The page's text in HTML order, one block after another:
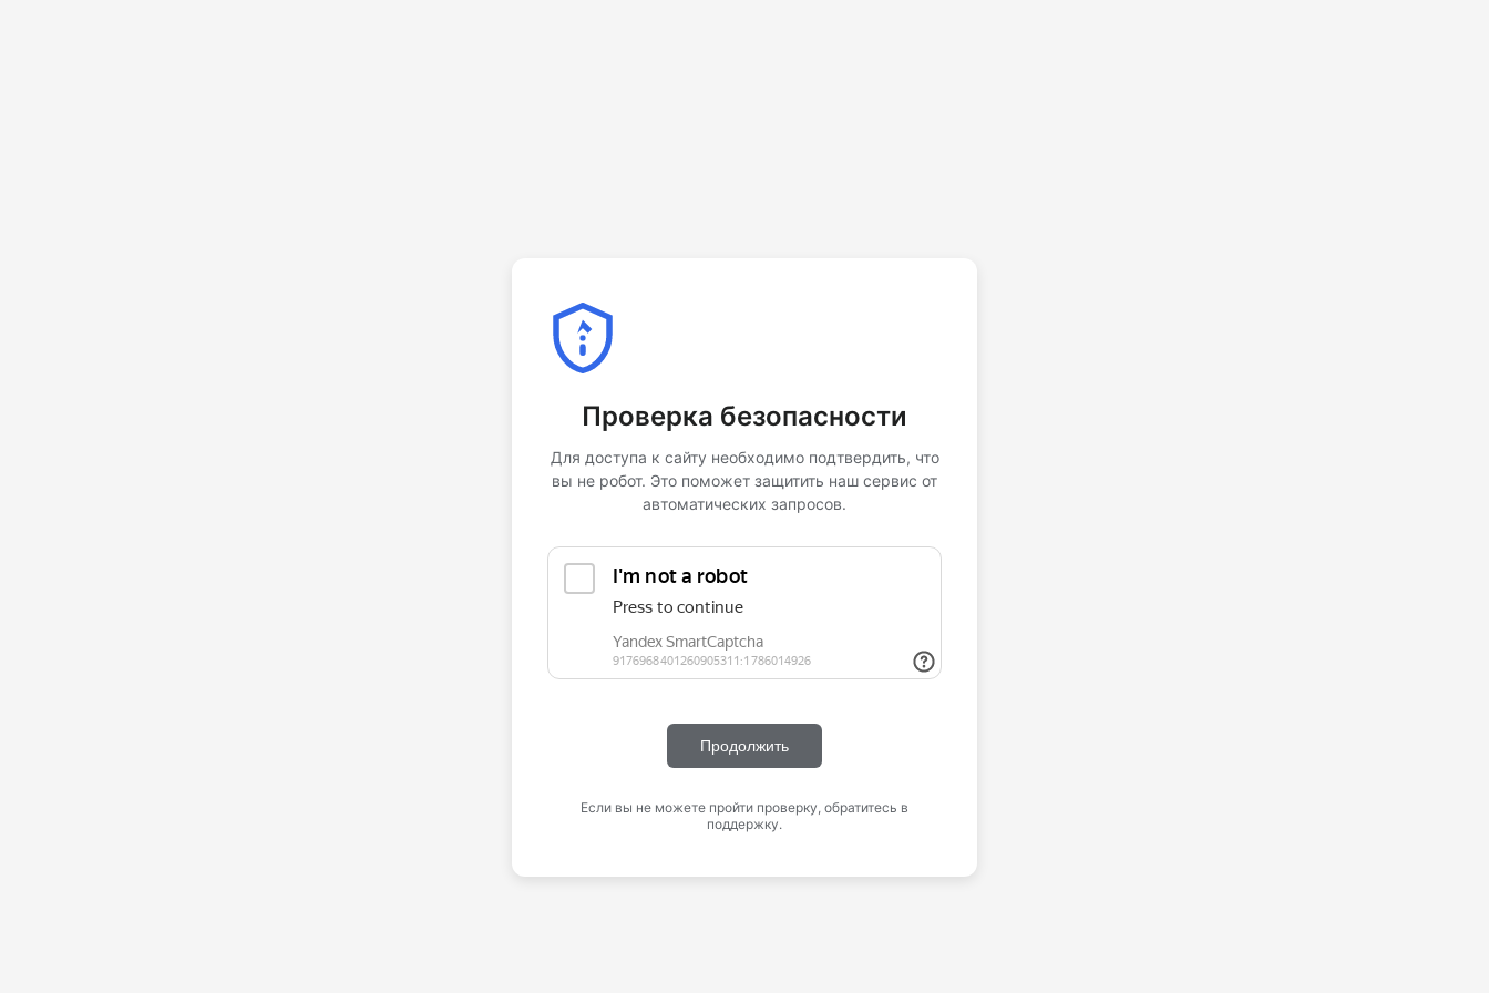
Проверка безопасности
Для доступа к сайту необходимо подтвердить, что
вы не робот. Это поможет защитить наш сервис от
автоматических запросов.
Продолжить
Если вы не можете пройти проверку, обратитесь в
поддержку.